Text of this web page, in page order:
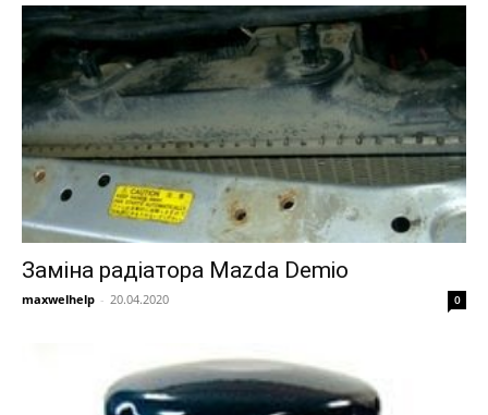
Заміна радіатора Mazda Demio
maxwelhelp - 20.04.2020 0